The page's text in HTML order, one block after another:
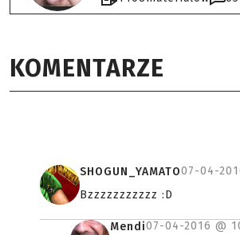
KOMENTARZE
SHOGUN_YAMATO07-04-
Bzzzzzzzzzzz :D
Mendi07-04-2016 @